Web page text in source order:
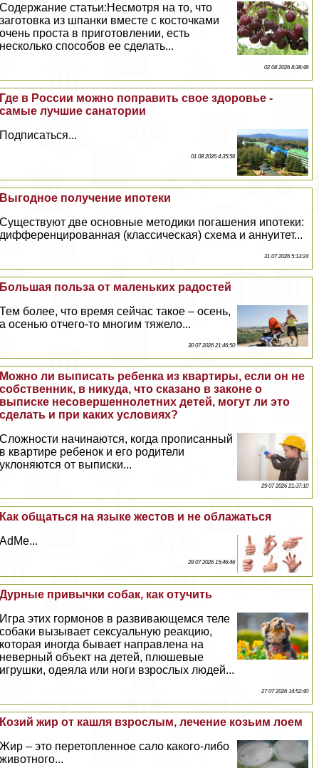
Содержание статьи:Несмотря на то, что
заготовка из шпанки вместе с косточками
очень проста в приготовлении, есть
несколько способов ее сделать...
02 08 2026 8:38:48
Где в России можно поправить свое здоровье -
самые лучшие санатории
Подписаться...
01 08 2026 4:35:56
Выгодное получение ипотеки
Существуют две основные методики погашения ипотеки:
дифференцированная (классическая) схема и аннуитет...
31 07 2026 5:13:24
Большая польза от маленьких радостей
Тем более, что время сейчас такое – осень,
а осенью отчего-то многим тяжело...
30 07 2026 21:46:50
Можно ли выписать ребенка из квартиры, если он не
собственник, в никуда, что сказано в законе о
выписке несовершеннолетних детей, могут ли это
сделать и при каких условиях?
Сложности начинаются, когда прописанный
в квартире ребенок и его родители
уклоняются от выписки...
29 07 2026 21:37:10
Как общаться на языке жестов и не облажаться
AdMe...
28 07 2026 15:46:46
Дурные привычки собак, как отучить
Игра этих гормонов в развивающемся теле
собаки вызывает ceкcуальную реакцию,
которая иногда бывает направлена на
неверный объект на детей, плюшевые
игрушки, одеяла или ноги взрослых людей...
27 07 2026 14:52:40
Козий жир от кашля взрослым, лечение козьим лоем
Жир – это перетопленное сало какого-либо
животного...